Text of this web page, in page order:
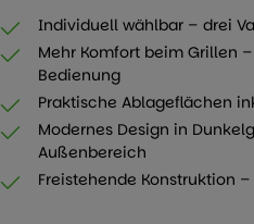
Individuell wählbar – drei
Mehr Komfort beim Grillen
Bedienung
Praktische Ablageflächen
Modernes Design in
Außenbereich
Freistehende Konstruktion